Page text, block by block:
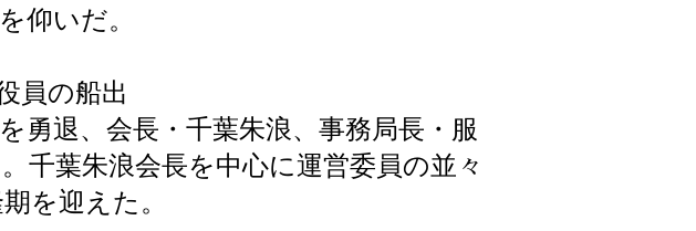
仰いだ。
員の船出
勇退、会長・千葉朱浪、事務局長・服
千葉朱浪会長を中心に運営委員の並々
を迎えた。